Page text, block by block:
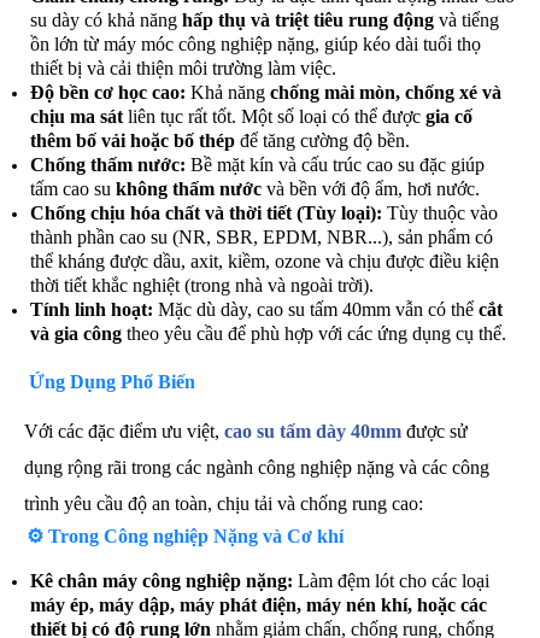
su dày có khả năng hấp thụ và triệt tiêu rung động và tiếng
ồn lớn từ máy móc công nghiệp nặng, giúp kéo dài tuổi thọ
thiết bị và cải thiện môi trường làm việc.
Độ bền cơ học cao: Khả năng chống mài mòn, chống xé và
chịu ma sát liên tục rất tốt. Một số loại có thể được gia cố
thêm bố vải hoặc bố thép để tăng cường độ bền.
Chống thấm nước: Bề mặt kín và cấu trúc cao su đặc giúp
tấm cao su không thấm nước và bền với độ ẩm, hơi nước.
Chống chịu hóa chất và thời tiết (Tùy loại): Tùy thuộc vào
thành phần cao su (NR, SBR, EPDM, NBR...), sản phẩm có
thể kháng được dầu, axit, kiềm, ozone và chịu được điều kiện
thời tiết khắc nghiệt (trong nhà và ngoài trời).
Tính linh hoạt: Mặc dù dày, cao su tấm 40mm vẫn có thể cắt
và gia công theo yêu cầu để phù hợp với các ứng dụng cụ thể.
Ứng Dụng Phổ Biến
Với các đặc điểm ưu việt, cao su tấm dày 40mm được sử
dụng rộng rãi trong các ngành công nghiệp nặng và các công
trình yêu cầu độ an toàn, chịu tải và chống rung cao:
⚙️ Trong Công nghiệp Nặng và Cơ khí
Kê chân máy công nghiệp nặng: Làm đệm lót cho các loại
máy ép, máy dập, máy phát điện, máy nén khí, hoặc các
thiết bị có độ rung lớn nhằm giảm chấn, chống rung, chống